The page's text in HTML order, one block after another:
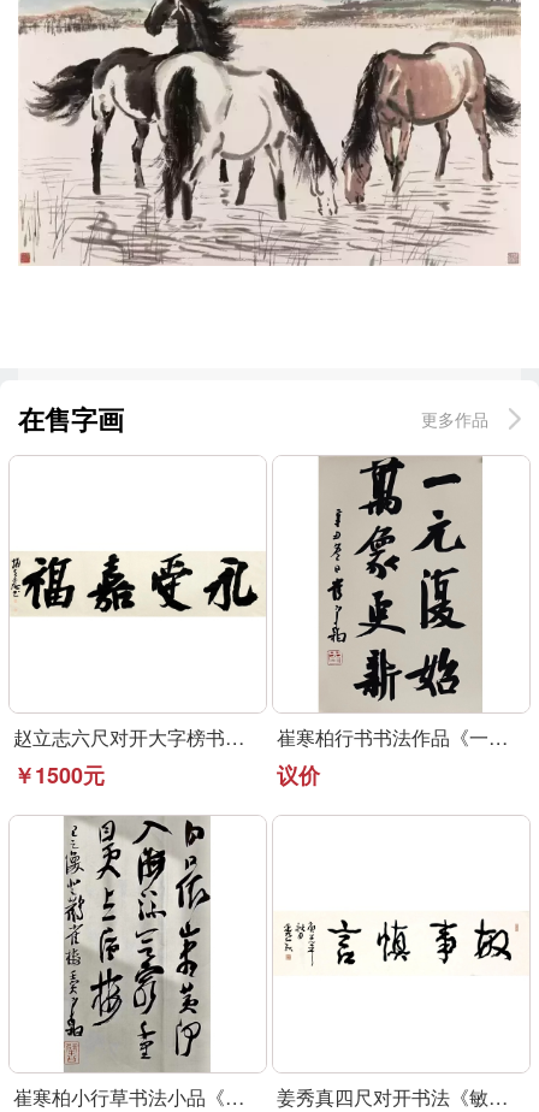
在售字画 更多作品
赵立志六尺对开大字榜书作品《永受嘉福》
￥1500元
崔寒柏行书书法作品《一元复始》可定制
议价
崔寒柏小行草书法小品《登鹳雀楼》可定制 姜秀真四尺对开书法《敏事慎言》行草书法作品